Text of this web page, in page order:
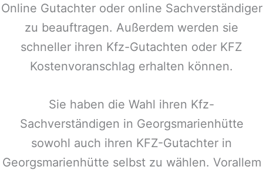
Online Gutachter oder online Sachverständiger
zu beauftragen. Außerdem werden sie
schneller ihren Kfz-Gutachten oder KFZ
Kostenvoranschlag erhalten können.
Sie haben die Wahl ihren Kfz-
Sachverständigen in Georgsmarienhütte
sowohl auch ihren KFZ-Gutachter in
Georgsmarienhütte selbst zu wählen. Vorallem